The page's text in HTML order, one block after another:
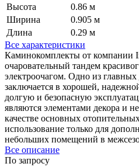
Высота
0.86 м
Ширина
0.905 м
Длина
0.29 м
Все характеристики
Каминокомплекты от компании
очаровательный тандем
электроочагом. Одно из
заключается в хорошей,
долгую и безопасную
являются элементами декора и
качестве основных
использование только для
небольших помещений в
Все описание
По запросу